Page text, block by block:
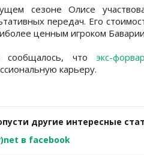
сезоне Олисе
передач. Его
ценным игроком
сообщалось, что экс-
карьеру.
другие интересные
в facebook